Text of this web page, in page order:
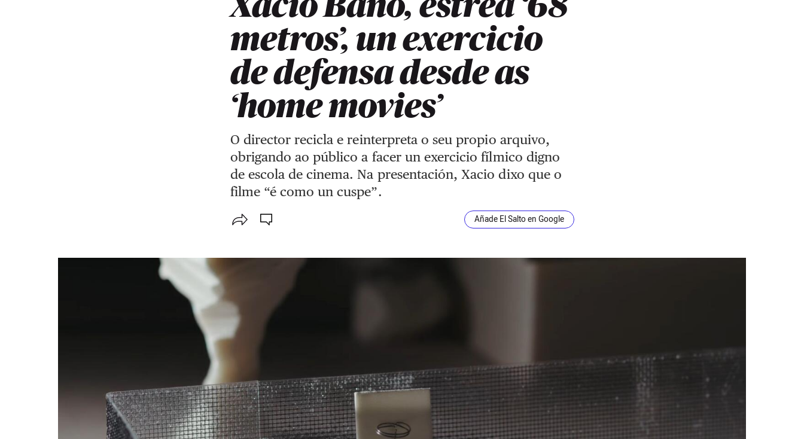
Xacio Baño, estrea ‘68
metros’, un exercicio
de defensa desde as
‘home movies’
O director recicla e reinterpreta o seu propio arquivo,
obrigando ao público a facer un exercicio fílmico digno
de escola de cinema. Na presentación, Xacio dixo que o
filme “é como un cuspe”.
Añade El Salto en Google